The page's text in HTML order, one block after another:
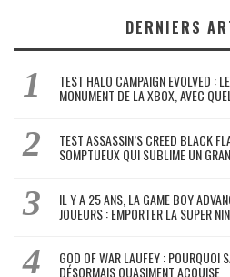
DERNIERS
TEST HALO CAMPAIGN EVOLVED :
MONUMENT DE LA XBOX, AVEC
TEST ASSASSIN’S CREED BLACK
SOMPTUEUX QUI SUBLIME UN
IL Y A 25 ANS, LA GAME BOY
JOUEURS : EMPORTER LA SUPER
GOD OF WAR LAUFEY : POURQUOI
DÉSORMAIS QUASIMENT ACQUISE